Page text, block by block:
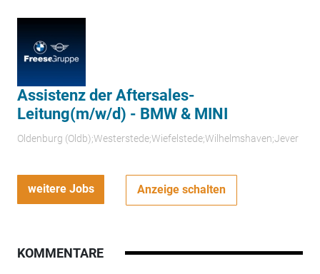
Assistenz der Aftersales-
Leitung(m/w/d) - BMW & MINI
Oldenburg (Oldb);Westerstede;Wiefelstede;Wilhelmshaven;Jever
weitere Jobs Anzeige schalten
KOMMENTARE